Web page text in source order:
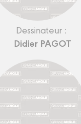
Dessinateur :
Didier PAGOT